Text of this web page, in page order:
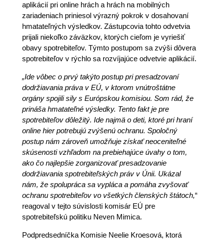
aplikácií pri online hrách a hrách na mobilných
zariadeniach priniesol výrazný pokrok v dosahovaní
hmatateľných výsledkov. Zástupcovia tohto odvetvia
prijali niekoľko záväzkov, ktorých cieľom je vyriešiť
obavy spotrebiteľov. Týmto postupom sa zvýši dôvera
spotrebiteľov v rýchlo sa rozvíjajúce odvetvie aplikácií.
„Ide vôbec o prvý takýto postup pri presadzovaní
dodržiavania práva v EÚ, v ktorom vnútroštátne
orgány spojili sily s Európskou komisiou. Som rád, že
prináša hmatateľné výsledky. Tento fakt je pre
spotrebiteľov dôležitý. Ide najmä o deti, ktoré pri hraní
online hier potrebujú zvýšenú ochranu. Spoločný
postup nám zároveň umožňuje získať neoceniteľné
skúsenosti vzhľadom na prebiehajúce úvahy o tom,
ako čo najlepšie zorganizovať presadzovanie
dodržiavania spotrebiteľských práv v Únii. Ukázal
nám, že spolupráca sa vypláca a pomáha zvyšovať
ochranu spotrebiteľov vo všetkých členských štátoch,“
reagoval v tejto súvislosti komisár EÚ pre
spotrebiteľskú politiku Neven Mimica.
Podpredsedníčka Komisie Neelie Kroesová, ktorá